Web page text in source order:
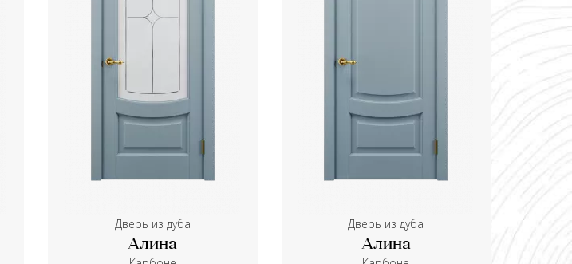
Дверь из дуба
Алина
Дверь из дуба
Алина